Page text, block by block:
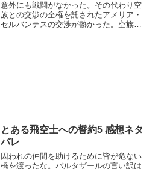
意外にも戦闘がなかった。その代わり空
族との交渉の全権を託されたアメリア・
セルバンテスの交渉が熱かった。空族王
とある飛空士への誓約5 感想ネタ
バレ
囚われの仲間を助けるために皆が危ない
橋を渡ったな。バルタザールの言い訳は